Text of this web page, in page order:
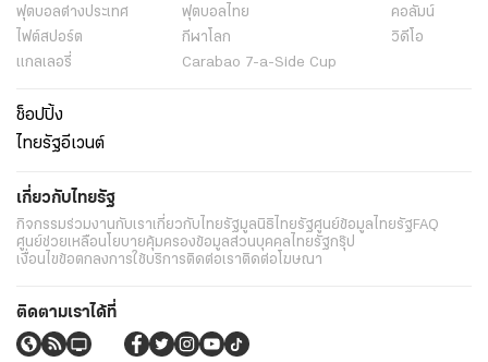
ฟุตบอลต่่างประเทศ ฟุตบอลไทย
คอลัมน์
ไฟต์สปอร์ต
กีฬาโลก
วิดีโอ
แกลเลอรี่
Carabao 7-a-Side Cup
ช็อปปิ้ง
ไทยรัฐอีเวนต์
เกี่ยวกับไทยรัฐ
กิจกรรมร่วมงานกับเราเกี่ยวกับไทยรัฐมูลนิธิไทยรัฐศูนย์ข้อมูลไทยรัฐFAQ
ศูนย์ช่วยเหลือนโยบายคุ้มครองข้อมูลส่วนบุคคลไทยรัฐกรุ๊ป
เงื่อนไขข้อตกลงการใช้บริการติดต่อเราติดต่อโฆษณา
ติดตามเราได้ที่